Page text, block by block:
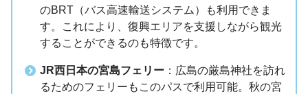
のBRT（バス高速輸送システム）も利用できま
す。これにより、復興エリアを支援しながら観光
することができるのも特徴です。
JR西日本の宮島フェリー ：広島の厳島神社を訪れ
るためのフェリーもこのパスで利用可能。秋の宮